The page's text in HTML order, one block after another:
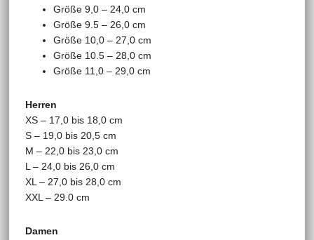
Größe 9,0 – 24,0 cm
Größe 9.5 – 26,0 cm
Größe 10,0 – 27,0 cm
Größe 10.5 – 28,0 cm
Größe 11,0 – 29,0 cm
Herren
XS – 17,0 bis 18,0 cm
S – 19,0 bis 20,5 cm
M – 22,0 bis 23,0 cm
L – 24,0 bis 26,0 cm
XL – 27,0 bis 28,0 cm
XXL – 29.0 cm
Damen